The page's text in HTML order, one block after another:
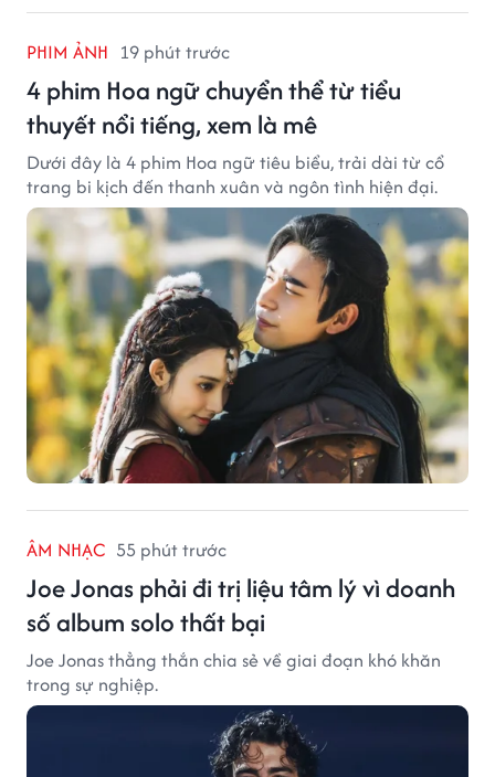
PHIM ẢNH 19 phút trước
4 phim Hoa ngữ chuyển thể từ tiểu
thuyết nổi tiếng, xem là mê
Dưới đây là 4 phim Hoa ngữ tiêu biểu, trải dài từ cổ
trang bi kịch đến thanh xuân và ngôn tình hiện đại.
ÂM NHẠC 55 phút trước
Joe Jonas phải đi trị liệu tâm lý vì doanh
số album solo thất bại
Joe Jonas thẳng thắn chia sẻ về giai đoạn khó khăn
trong sự nghiệp.